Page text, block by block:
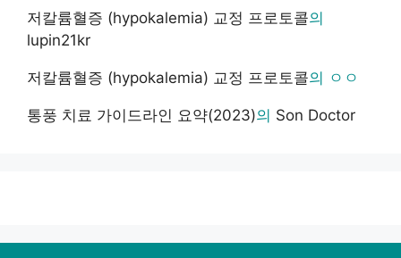
저칼륨혈증 (hypokalemia) 교정 프로토콜의
lupin21kr
저칼륨혈증 (hypokalemia) 교정 프로토콜의 ㅇㅇ
통풍 치료 가이드라인 요약(2023)의 Son Doctor